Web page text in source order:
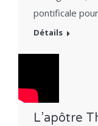
pontificale
Détails
L’apôtre